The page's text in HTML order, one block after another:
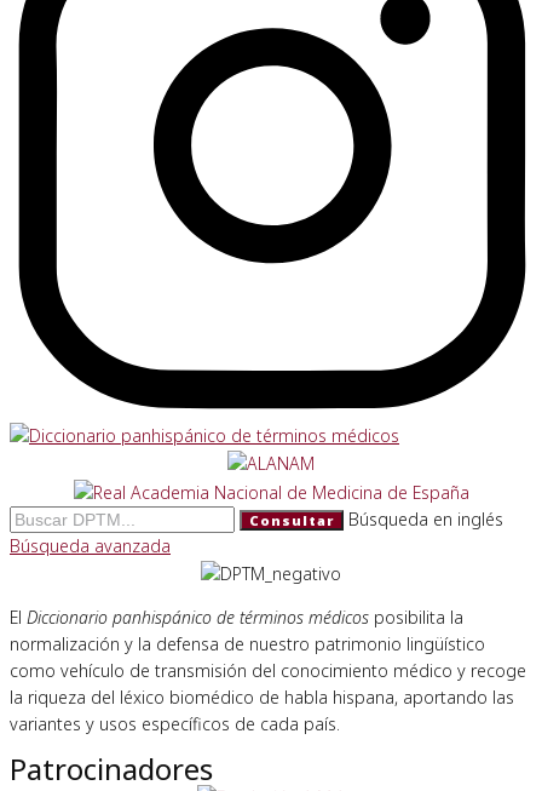
Consultar
Búsqueda en inglés
Búsqueda avanzada
El Diccionario panhispánico de términos médicos posibilita la
normalización y la defensa de nuestro patrimonio lingüístico
como vehículo de transmisión del conocimiento médico y recoge
la riqueza del léxico biomédico de habla hispana, aportando las
variantes y usos específicos de cada país.
Patrocinadores